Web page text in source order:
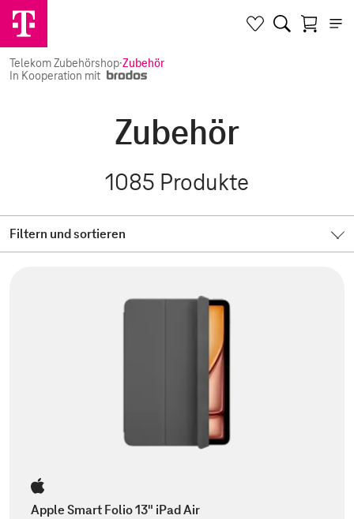
Telekom Zubehörshop·Zubehör
In Kooperation mit
Zubehör
1085 Produkte
Filtern und sortieren
Apple Smart Folio 13" iPad Air